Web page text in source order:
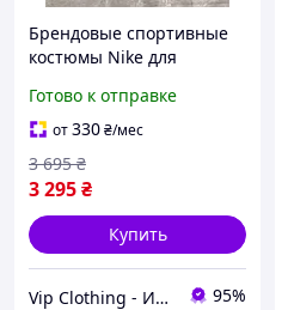
Брендовые спортивные
костюмы Nike для
повседневный костюм
Найк на каждый день,
Стильный комплект
черного цвета
Готово к отправке
от330₴/мес
3 295₴
3 695 ₴
Купить
Vip Clothing - Интернет магазин брендовой одежды 95%